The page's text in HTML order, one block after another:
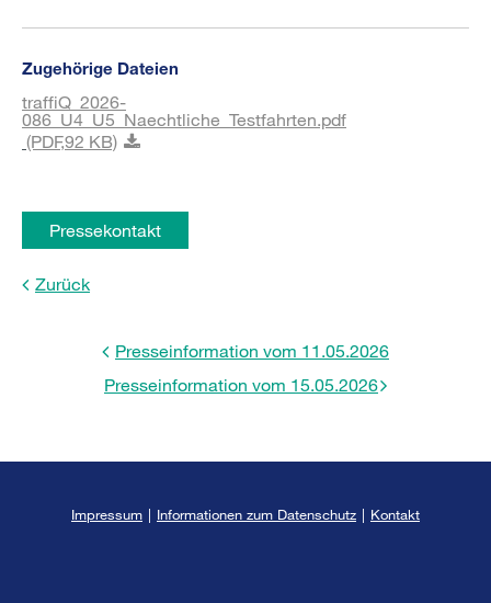
Zugehörige Dateien
traffiQ_2026-
086_U4_U5_Naechtliche_Testfahrten.pdf
(PDF,92 KB)
Pressekontakt
Zurück
Presseinformation vom 11.05.2026
Presseinformation vom 15.05.2026
Impressum | Informationen zum Datenschutz | Kontakt